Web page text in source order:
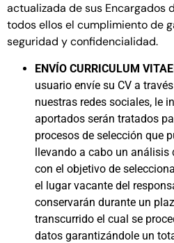
actualizada de sus Encargados
todos ellos el cumplimiento de
seguridad y confidencialidad.
ENVÍO CURRICULUM VITAE
usuario envíe su CV a
nuestras redes sociales, le
aportados serán tratados
procesos de selección que
llevando a cabo un análisis
con el objetivo de
el lugar vacante del
conservarán durante un
transcurrido el cual se
datos garantizándole un